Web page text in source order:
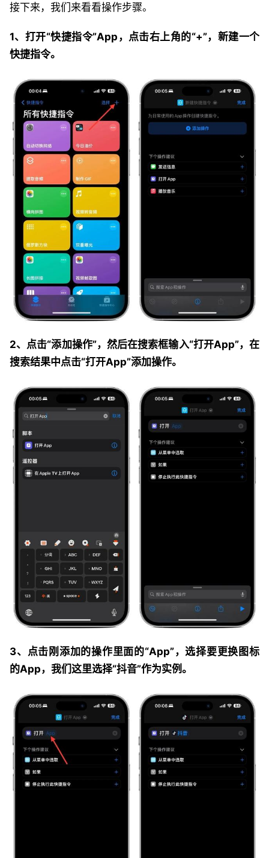
接下来，我们来看看操作步骤。
1、打开“快捷指令”App，点击右上角的“+”，新建一个
快捷指令。
2、点击“添加操作”，然后在搜索框输入“打开App”，在
搜索结果中点击“打开App”添加操作。
3、点击刚添加的操作里面的“App”，选择要更换图标
的App，我们这里选择“抖音”作为实例。